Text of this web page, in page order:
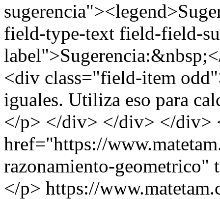
field-type-text field-field-
<div class="field-item
iguales. Utiliza eso para
</p> </div> </div> </div>
href="https://
razonamiento-geometrico"
</p> https://